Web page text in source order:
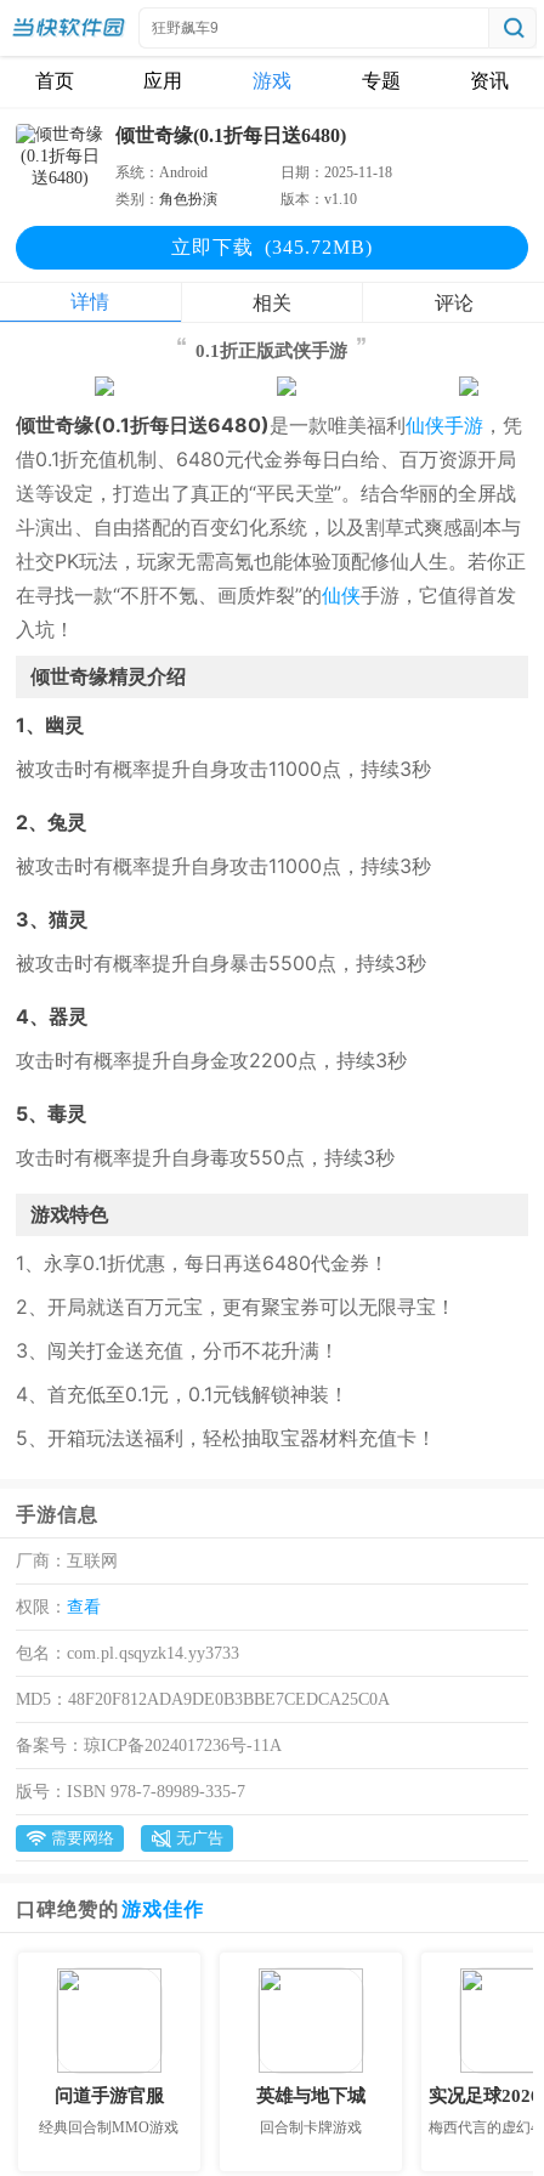
首页 应用 游戏 专题 资讯
倾世奇缘(0.1折每日送6480)
系统：Android 日期：2025-11-18
类别：角色扮演 版本：v1.10
立即下载 (345.72MB)
详情 相关 评论
0.1折正版武侠手游
倾世奇缘(0.1折每日送6480)是一款唯美福利仙侠手游 ，凭
借0.1折充值机制、6480元代金券每日白给、百万资源开局
送等设定，打造出了真正的“平民天堂”。结合华丽的全屏战
斗演出、自由搭配的百变幻化系统，以及割草式爽感副本与
社交PK玩法，玩家无需高氪也能体验顶配修仙人生。若你正
在寻找一款“不肝不氪、画质炸裂”的仙侠手游，它值得首发
入坑！
倾世奇缘精灵介绍
1、幽灵
被攻击时有概率提升自身攻击11000点，持续3秒
2、兔灵
被攻击时有概率提升自身攻击11000点，持续3秒
3、猫灵
被攻击时有概率提升自身暴击5500点，持续3秒
4、器灵
攻击时有概率提升自身金攻2200点，持续3秒
5、毒灵
攻击时有概率提升自身毒攻550点，持续3秒
游戏特色
1、永享0.1折优惠，每日再送6480代金券！
2、开局就送百万元宝，更有聚宝券可以无限寻宝！
3、闯关打金送充值，分币不花升满！
4、首充低至0.1元，0.1元钱解锁神装！
5、开箱玩法送福利，轻松抽取宝器材料充值卡！
手游信息
厂商： 互联网
权限：查看
包名：com.pl.qsqyzk14.yy3733
MD5：48F20F812ADA9DE0B3BBE7CEDCA25C0A
备案号：琼ICP备2024017236号-11A
版号：ISBN 978-7-89989-335-7
需要网络 无广告
口碑绝赞的 游戏佳作
问道手游官服
经典回合制MMO游戏
英雄与地下城
回合制卡牌游戏
实况足球
梅西代言的虚幻4